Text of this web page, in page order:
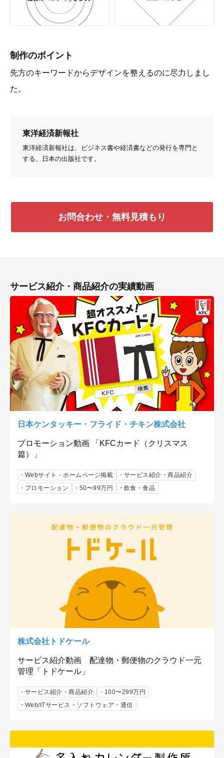
制作のポイント
先方のキーワードからデザインを整えるのに尽力しまし
た。
東洋経済新報社
東洋経済新報社は、ビジネス書や経済書などの発行を専門と
する、日本の出版社です。
お問合わせ・無料見積もり
サービス紹介・商品紹介の実績動画
日本ケンタッキー・フライド・チキン株式会社
プロモーション動画 「KFCカード（クリスマス
篇）」
Webサイト・ホームページ掲載
サービス紹介・商品紹介
プロモーション
50〜99万円 飲食・食品
株式会社トドケール
サービス紹介動画 配達物・郵便物のクラウド一元
管理「トドケール」
サービス紹介・商品紹介
100〜299万円
Web/ITサービス・ソフトウェア・通信